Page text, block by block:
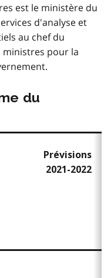
est le ministère du
d'analyse et
au chef du
ministres pour la
du
Prévisions
2021-2022